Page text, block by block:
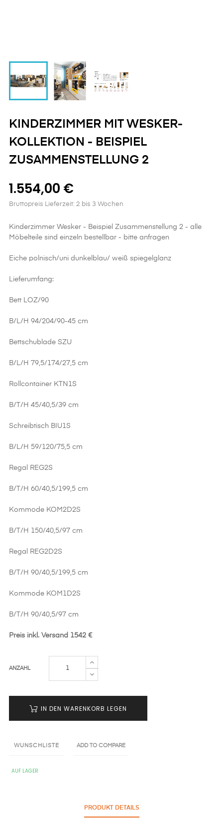
KINDERZIMMER MIT WESKER-
KOLLEKTION - BEISPIEL
ZUSAMMENSTELLUNG 2
1.554,00 €
Bruttopreis Lieferzeit: 2 bis 3 Wochen
Kinderzimmer Wesker - Beispiel Zusammenstellung 2 - alle
Möbelteile sind einzeln bestellbar - bitte anfragen
Eiche polnisch/uni dunkelblau/ weiß spiegelglanz
Lieferumfang:
Bett LOZ/90
B/L/H 94/204/90-45 cm
Bettschublade SZU
B/L/H 79,5/174/27,5 cm
Rollcontainer KTN1S
B/T/H 45/40,5/39 cm
Schreibtisch BIU1S
B/L/H 59/120/75,5 cm
Regal REG2S
B/T/H 60/40,5/199,5 cm
Kommode KOM2D2S
B/T/H 150/40,5/97 cm
Regal REG2D2S
B/T/H 90/40,5/199,5 cm
Kommode KOM1D2S
B/T/H 90/40,5/97 cm
Preis inkl. Versand 1542 €
ANZAHL
IN DEN WARENKORB LEGEN
WUNSCHLISTE ADD TO COMPARE
AUF LAGER
PRODUKT DETAILS